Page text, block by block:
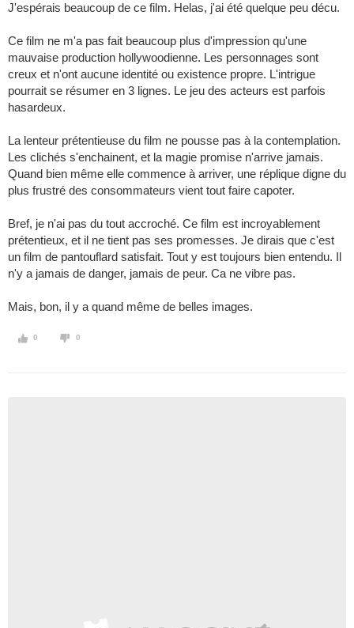
J'espérais beaucoup de ce film. Helas, j'ai été quelque peu décu.
Ce film ne m'a pas fait beaucoup plus d'impression qu'une
mauvaise production hollywoodienne. Les personnages sont
creux et n'ont aucune identité ou existence propre. L'intrigue
pourrait se résumer en 3 lignes. Le jeu des acteurs est parfois
hasardeux.
La lenteur prétentieuse du film ne pousse pas à la contemplation.
Les clichés s'enchainent, et la magie promise n'arrive jamais.
Quand bien même elle commence à arriver, une réplique digne du
plus frustré des consommateurs vient tout faire capoter.
Bref, je n'ai pas du tout accroché. Ce film est incroyablement
prétentieux, et il ne tient pas ses promesses. Je dirais que c'est
un film de pantouflard satisfait. Tout y est toujours bien entendu. Il
n'y a jamais de danger, jamais de peur. Ca ne vibre pas.
Mais, bon, il y a quand même de belles images.
0 0